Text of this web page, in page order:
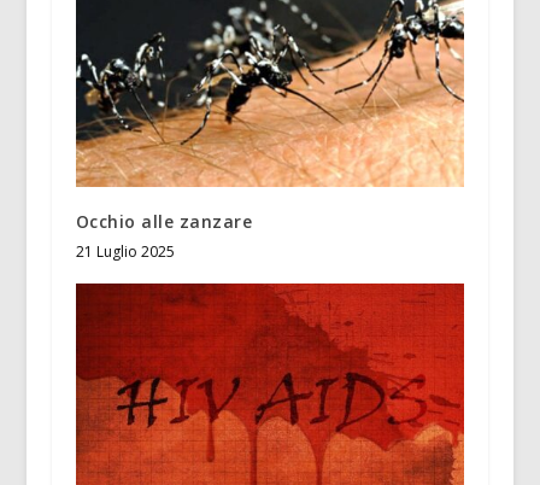
Occhio alle zanzare
21 Luglio 2025